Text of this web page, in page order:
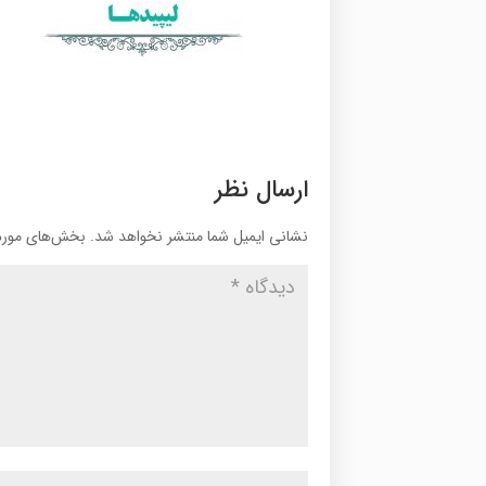
ارسال نظر
نشانی ایمیل شما منتشر نخواهد شد. بخش‌های